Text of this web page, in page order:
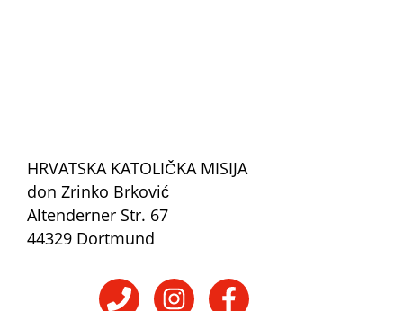
HRVATSKA KATOLIČKA MISIJA
don Zrinko Brković
Altenderner Str. 67
44329 Dortmund